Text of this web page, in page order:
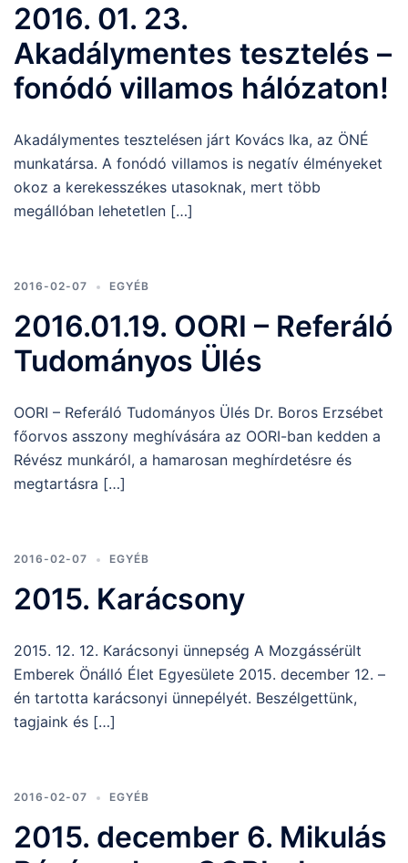
2016. 01. 23.
Akadálymentes tesztelés –
fonódó villamos hálózaton!
Akadálymentes tesztelésen járt Kovács Ika, az ÖNÉ
munkatársa. A fonódó villamos is negatív élményeket
okoz a kerekesszékes utasoknak, mert több
megállóban lehetetlen […]
2016-02-07 EGYÉB
2016.01.19. OORI – Referáló
Tudományos Ülés
OORI – Referáló Tudományos Ülés Dr. Boros Erzsébet
főorvos asszony meghívására az OORI-ban kedden a
Révész munkáról, a hamarosan meghírdetésre és
megtartásra […]
2016-02-07 EGYÉB
2015. Karácsony
2015. 12. 12. Karácsonyi ünnepség A Mozgássérült
Emberek Önálló Élet Egyesülete 2015. december 12. –
én tartotta karácsonyi ünnepélyét. Beszélgettünk,
tagjaink és […]
2016-02-07 EGYÉB
2015. december 6. Mikulás